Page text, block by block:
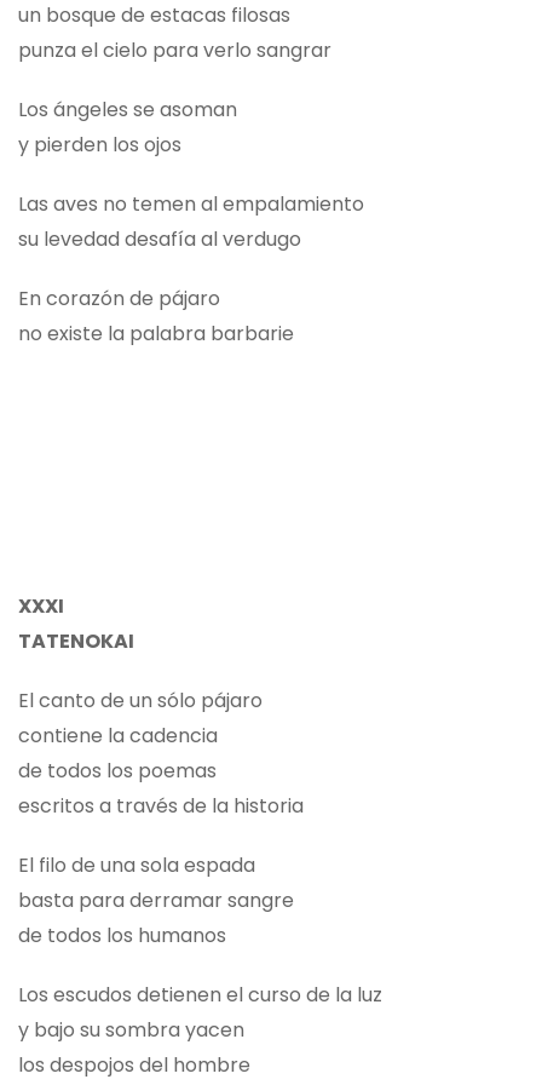
un bosque de estacas filosas
punza el cielo para verlo sangrar
Los ángeles se asoman
y pierden los ojos
Las aves no temen al empalamiento
su levedad desafía al verdugo
En corazón de pájaro
no existe la palabra barbarie
XXXI
TATENOKAI
El canto de un sólo pájaro
contiene la cadencia
de todos los poemas
escritos a través de la historia
El filo de una sola espada
basta para derramar sangre
de todos los humanos
Los escudos detienen el curso de la luz
y bajo su sombra yacen
los despojos del hombre